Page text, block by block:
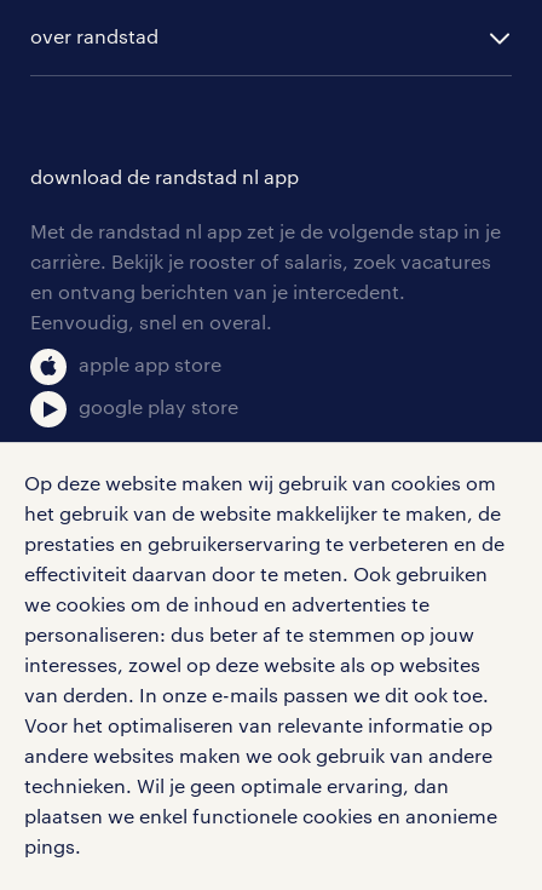
Op deze website maken wij gebruik van cookies om
het gebruik van de website makkelijker te maken, de
prestaties en gebruikerservaring te verbeteren en de
effectiviteit daarvan door te meten. Ook gebruiken
we cookies om de inhoud en advertenties te
personaliseren: dus beter af te stemmen op jouw
interesses, zowel op deze website als op websites
van derden. In onze e-mails passen we dit ook toe.
Voor het optimaliseren van relevante informatie op
andere websites maken we ook gebruik van andere
technieken. Wil je geen optimale ervaring, dan
plaatsen we enkel functionele cookies en anonieme
pings.
hr-diensten
branches
tarieven
personeel gezocht
aanmelden nieuwsbrief
solliciteren
blogs en artikelen
salarischecker
bruto-netto calculator
over randstad
onze vestigingen
pers
klachten en misstanden
download de randstad nl app
Met de randstad nl app zet je de volgende stap in je
carrière. Bekijk je rooster of salaris, zoek vacatures
en ontvang berichten van je intercedent.
Eenvoudig, snel en overal.
apple app store
google play store
social media
Volg ons voor de leukste content omtrent
vacatures, solliciteren en inspiratie.
werken bij randstad
gebruikersvoorwaarden
privacystatement
cookies